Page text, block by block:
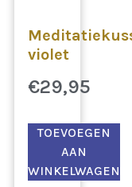
violet
€29,95
TOEVOEGEN
AAN
WINKELWAGEN